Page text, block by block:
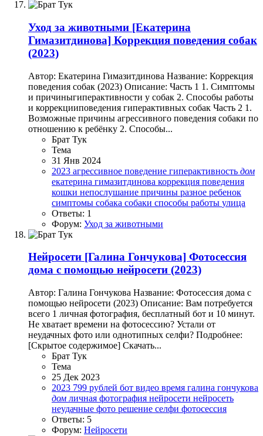
Уход за животными [Екатерина
Гимазитдинова] Коррекция поведения собак
(2023)
Автор: Екатерина Гимазитдинова Название: Коррекция
поведения собак (2023) Описание: Часть 1 1. Симптомы
и причиныгиперактивности у собак 2. Способы работы
и коррекцииповедения гиперактивных собак Часть 2 1.
Возможные причины агрессивного поведения собаки по
отношению к ребёнку 2. Способы...
Брат Тук
Тема
31 Янв 2024
2023 агрессивное поведение гиперактивность дом
екатерина гимазитдинова коррекция поведения
кошки непослушание причины разное ребенок
симптомы собака собаки способы работы улица
Ответы: 1
Форум: Уход за животными
Нейросети [Галина Гончукова] Фотосессия
дома с помощью нейросети (2023)
Автор: Галина Гончукова Название: Фотосессия дома с
помощью нейросети (2023) Описание: Вам потребуется
всего 1 личная фотография, бесплатный бот и 10 минут.
Не хватает времени на фотосессию? Устали от
неудачных фото или однотипных селфи? Подробнее:
[Скрытое содержимое] Скачать...
Брат Тук
Тема
25 Дек 2023
2023 799 рублей бот видео время галина гончукова
дом личная фотография нейросети нейросеть
неудачные фото решение селфи фотосессия
Ответы: 5
Форум: Нейросети